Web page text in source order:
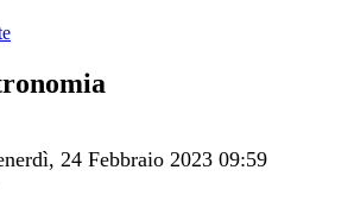
24 Febbraio 2023 09:59